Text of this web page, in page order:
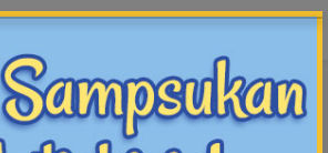
sampsukka
KANKAAT
OMPELUTARVIKKEET